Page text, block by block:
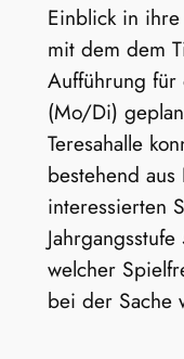
Einblick in ihre
mit dem dem
Aufführung
(Mo/Di)
Teresahalle
bestehend
interessierten
welcher
bei der Sache